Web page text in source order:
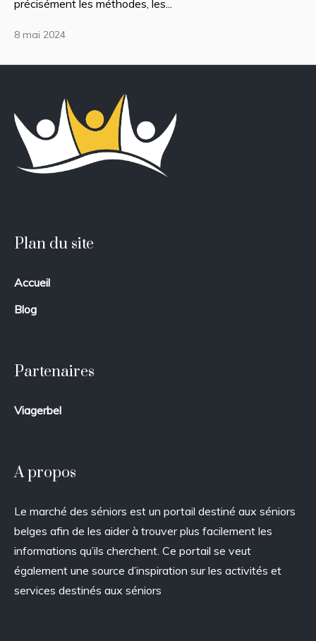
précisément les méthodes, les...
8 mai 2024
Plan du site
Accueil
Blog
Partenaires
Viagerbel
A propos
Le marché des séniors est un portail destiné aux séniors
belges afin de les aider à trouver plus facilement les
informations qu’ils cherchent. Ce portail se veut
également une source d’inspiration sur les activités et
services destinés aux séniors